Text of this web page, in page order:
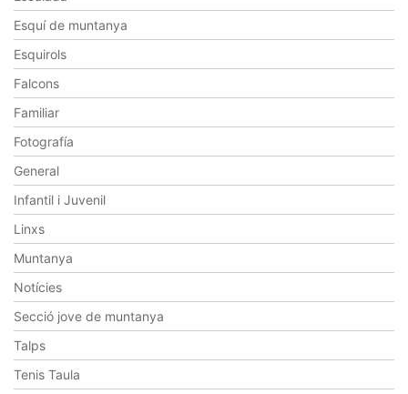
Esquí de muntanya
Esquirols
Falcons
Familiar
Fotografía
General
Infantil i Juvenil
Linxs
Muntanya
Notícies
Secció jove de muntanya
Talps
Tenis Taula